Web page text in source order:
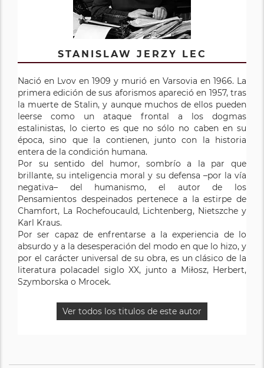
STANISLAW JERZY LEC
Nació en Lvov en 1909 y murió en Varsovia en 1966. La
primera edición de sus aforismos apareció en 1957, tras
la muerte de Stalin, y aunque muchos de ellos pueden
leerse como un ataque frontal a los dogmas
estalinistas, lo cierto es que no sólo no caben en su
época, sino que la contienen, junto con la historia
entera de la condición humana.
Por su sentido del humor, sombrío a la par que
brillante, su inteligencia moral y su defensa –por la vía
negativa– del humanismo, el autor de los
Pensamientos despeinados pertenece a la estirpe de
Chamfort, La Rochefoucauld, Lichtenberg, Nietszche y
Karl Kraus.
Por ser capaz de enfrentarse a la experiencia de lo
absurdo y a la desesperación del modo en que lo hizo, y
por el carácter universal de su obra, es un clásico de la
literatura polacadel siglo XX, junto a Miłosz, Herbert,
Szymborska o Mrocek.
Ver todos los titulos de este autor